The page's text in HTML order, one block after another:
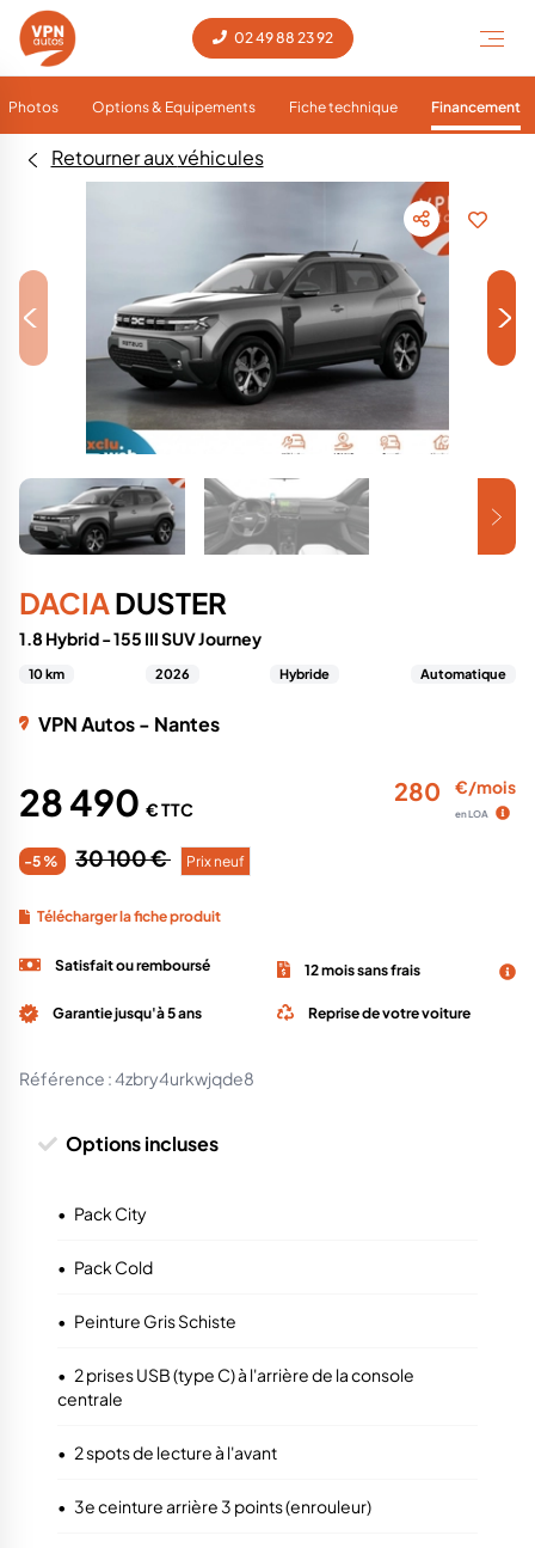
02 49 88 23 92
Photos Options & Equipements Fiche technique Financement
Retourner aux véhicules
< >
DACIADUSTER
1.8 Hybrid - 155 III SUV Journey
10 km 2026 Hybride Automatique
VPN Autos - Nantes
28 490 € TTC
-5 % 30 100 € Prix neuf
280 €/mois
en LOA
Télécharger la fiche produit
Satisfait ou remboursé 12 mois sans frais
Garantie jusqu'à 5 ans Reprise de votre voiture
Référence :4zbry4urkwjqde8
Options incluses
• Pack City
• Pack Cold
• Peinture Gris Schiste
• 2 prises USB (type C) à l'arrière de la console
centrale
• 2 spots de lecture à l'avant
• 3e ceinture arrière 3 points (enrouleur)